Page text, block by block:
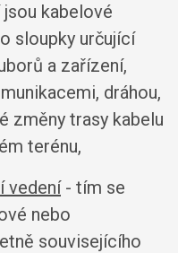
kabelové
sloupky určující
a zařízení,
dráhou,
změny trasy kabelu
terénu,
vedení- tím se
nebo
souvisejícího